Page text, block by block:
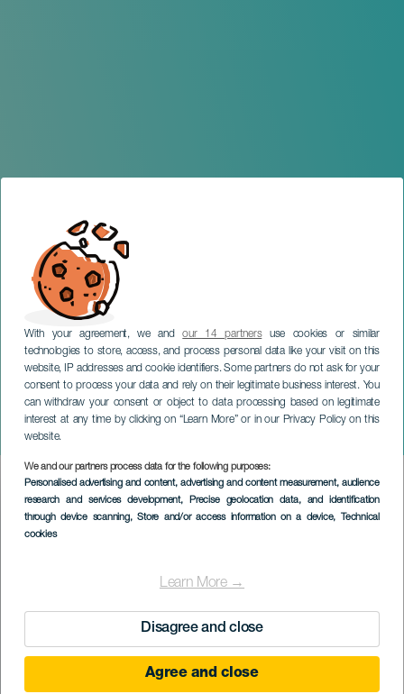
With your agreement, we andour 14 partnersuse cookies or similar
technologies to store, access, and process personal data like your visit on this
website, IP addresses and cookie identifiers. Some partners do not ask for your
consent to process your data and rely on their legitimate business interest. You
can withdraw your consent or object to data processing based on legitimate
interest at any time by clicking on “Learn More” or in our Privacy Policy on this
website.
We and our partners process data for the following purposes:
Personalised advertising and content, advertising and content measurement, audience
research and services development, Precise geolocation data, and identification
through device scanning, Store and/or access information on a device, Technical
cookies
Learn More →
Disagree and close
Agree and close
Soul Sanet
TENERIFE
Imagen
Listado